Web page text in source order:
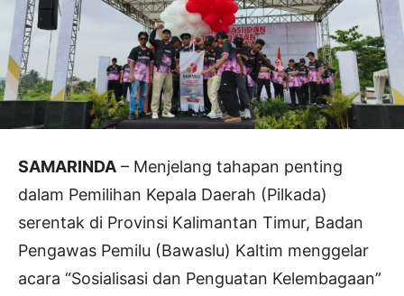
SAMARINDA – Menjelang tahapan penting
dalam Pemilihan Kepala Daerah (Pilkada)
serentak di Provinsi Kalimantan Timur, Badan
Pengawas Pemilu (Bawaslu) Kaltim menggelar
acara “Sosialisasi dan Penguatan Kelembagaan”